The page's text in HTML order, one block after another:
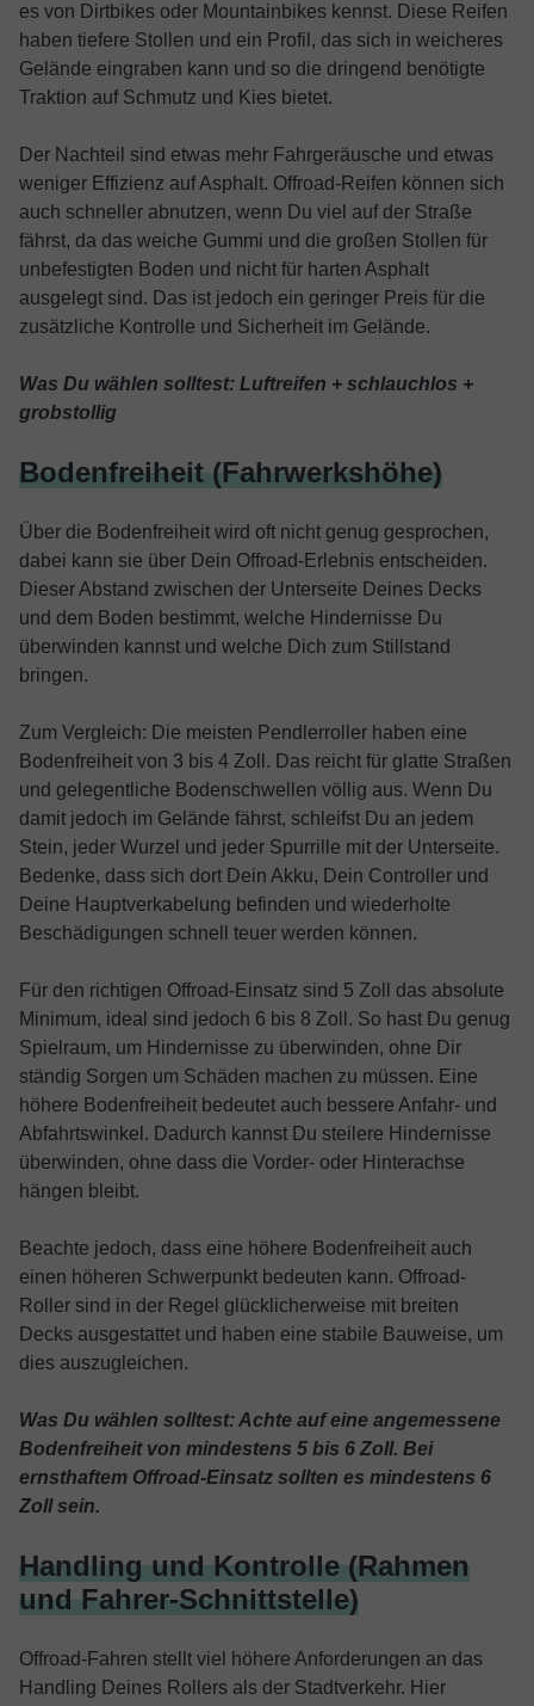
es von Dirtbikes oder Mountainbikes kennst. Diese Reifen
haben tiefere Stollen und ein Profil, das sich in weicheres
Gelände eingraben kann und so die dringend benötigte
Traktion auf Schmutz und Kies bietet.
Der Nachteil sind etwas mehr Fahrgeräusche und etwas
weniger Effizienz auf Asphalt. Offroad-Reifen können sich
auch schneller abnutzen, wenn Du viel auf der Straße
fährst, da das weiche Gummi und die großen Stollen für
unbefestigten Boden und nicht für harten Asphalt
ausgelegt sind. Das ist jedoch ein geringer Preis für die
zusätzliche Kontrolle und Sicherheit im Gelände.
Was Du wählen solltest: Luftreifen + schlauchlos +
grobstollig
Bodenfreiheit (Fahrwerkshöhe)
Über die Bodenfreiheit wird oft nicht genug gesprochen,
dabei kann sie über Dein Offroad-Erlebnis entscheiden.
Dieser Abstand zwischen der Unterseite Deines Decks
und dem Boden bestimmt, welche Hindernisse Du
überwinden kannst und welche Dich zum Stillstand
bringen.
Zum Vergleich: Die meisten Pendlerroller haben eine
Bodenfreiheit von 3 bis 4 Zoll. Das reicht für glatte Straßen
und gelegentliche Bodenschwellen völlig aus. Wenn Du
damit jedoch im Gelände fährst, schleifst Du an jedem
Stein, jeder Wurzel und jeder Spurrille mit der Unterseite.
Bedenke, dass sich dort Dein Akku, Dein Controller und
Deine Hauptverkabelung befinden und wiederholte
Beschädigungen schnell teuer werden können.
Für den richtigen Offroad-Einsatz sind 5 Zoll das absolute
Minimum, ideal sind jedoch 6 bis 8 Zoll. So hast Du genug
Spielraum, um Hindernisse zu überwinden, ohne Dir
ständig Sorgen um Schäden machen zu müssen. Eine
höhere Bodenfreiheit bedeutet auch bessere Anfahr- und
Abfahrtswinkel. Dadurch kannst Du steilere Hindernisse
überwinden, ohne dass die Vorder- oder Hinterachse
hängen bleibt.
Beachte jedoch, dass eine höhere Bodenfreiheit auch
einen höheren Schwerpunkt bedeuten kann. Offroad-
Roller sind in der Regel glücklicherweise mit breiten
Decks ausgestattet und haben eine stabile Bauweise, um
dies auszugleichen.
Was Du wählen solltest: Achte auf eine angemessene
Bodenfreiheit von mindestens 5 bis 6 Zoll. Bei
ernsthaftem Offroad-Einsatz sollten es mindestens 6
Zoll sein.
Handling und Kontrolle (Rahmen
und Fahrer-Schnittstelle)
Offroad-Fahren stellt viel höhere Anforderungen an das
Handling Deines Rollers als der Stadtverkehr. Hier